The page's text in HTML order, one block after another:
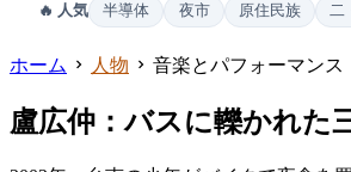
🔥 人気 半導体 夜市 原住民族 二
ホーム 人物 音楽とパフォーマンス
盧広仲：バスに轢かれた